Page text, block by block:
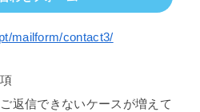
mailform/contact3/
返信できないケースが増えて